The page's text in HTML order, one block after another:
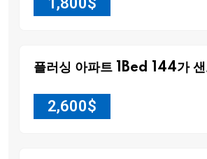
플러싱 아파트 1Bed 144가
2,600$